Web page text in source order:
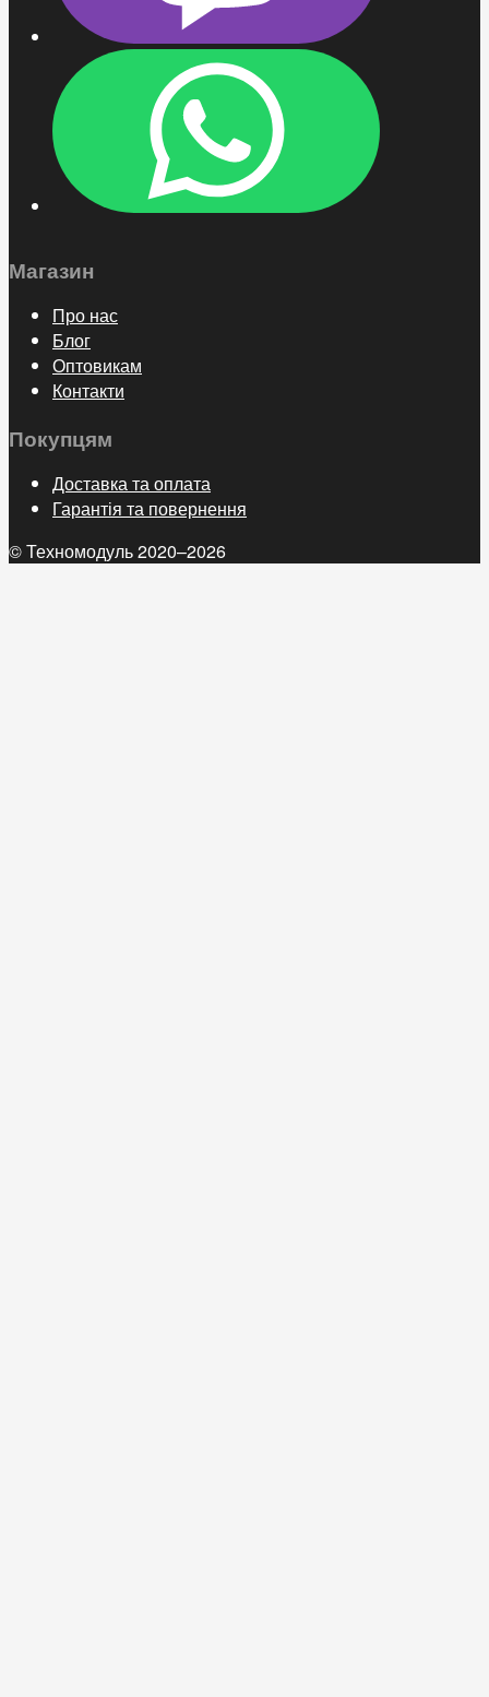
Магазин
Про нас
Блог
Оптовикам
Контакти
Покупцям
Доставка та оплата
Гарантія та повернення
© Техномодуль 2020–2026